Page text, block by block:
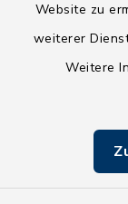
Website zu
weiterer
Weitere